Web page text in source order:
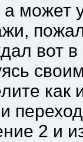
а может
вот
как
2 и